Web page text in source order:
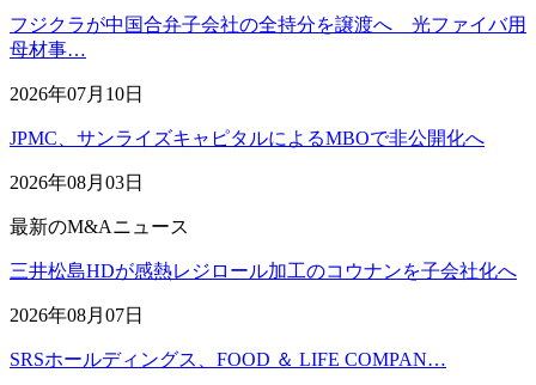
フジクラが中国合弁子会社の全持分を譲渡へ 光ファイバ用
母材事…
2026年07月10日
JPMC、サンライズキャピタルによるMBOで非公開化へ
2026年08月03日
最新のM&Aニュース
三井松島HDが感熱レジロール加工のコウナンを子会社化へ
2026年08月07日
SRSホールディングス、FOOD ＆ LIFE COMPAN…